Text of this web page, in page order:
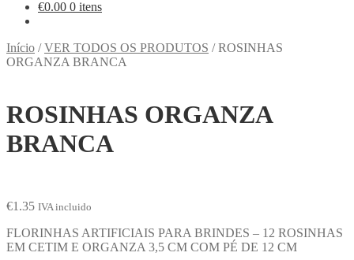
€0.00 0 itens
Início /VER TODOS OS PRODUTOS /ROSINHAS
ORGANZA BRANCA
ROSINHAS ORGANZA
BRANCA
€1.35 IVA incluido
FLORINHAS ARTIFICIAIS PARA BRINDES – 12 ROSINHAS
EM CETIM E ORGANZA 3,5 CM COM PÉ DE 12 CM